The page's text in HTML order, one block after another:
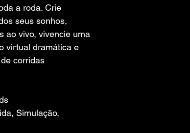
a roda. Crie
seus sonhos,
ao vivo, vivencie uma
virtual dramática e
corridas
Simulação,